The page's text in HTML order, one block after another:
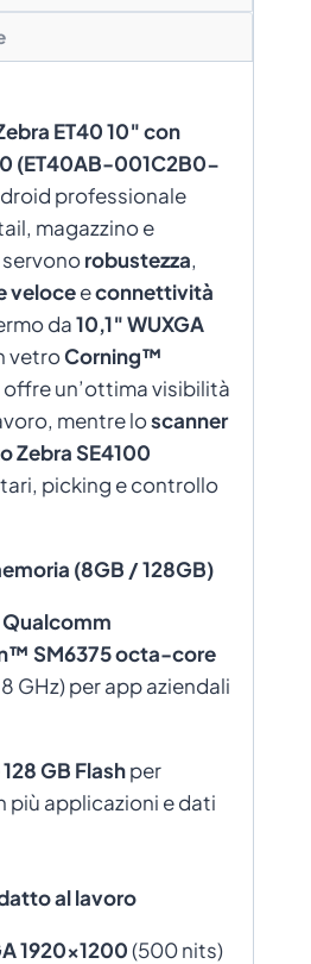
ET40 10″ con
(ET40AB-001C2B0-
professionale
magazzino e
robustezza,
veloceeconnettività
da10,1″ WUXGA
vetroCorning™
offre un’ottima visibilità
mentre loscanner
Zebra SE4100
picking e controllo
(8GB / 128GB)
Qualcomm
SM6375 octa-core
GHz) per app aziendali
128 GB Flashper
più applicazioni e dati
al lavoro
1920×1200(500 nits)